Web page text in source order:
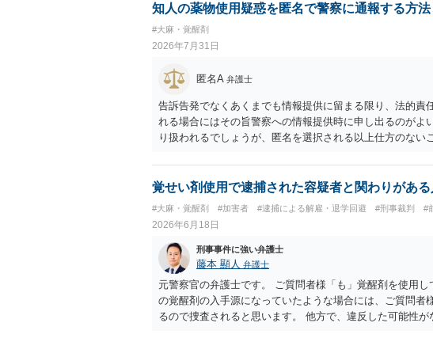
知人の薬物使用疑惑を匿名で警察に通報する方法
#大麻・覚醒剤
2026年7月31日
匿名A 弁護士
告訴告発でなくあくまでも情報提供に留まる限り、法的責
れる場合にはその旨警察への情報提供時に申し出るのがよ
り扱われるでしょうが、匿名を選択される以上仕方のない
覚せい剤使用で逮捕された容疑者と関わりがあ
#大麻・覚醒剤 #加害者 #逮捕による解雇・退学回避 #刑事裁判 #
2026年6月18日
刑事事件に強い弁護士
藤本 顯人 弁護士
元警察官の弁護士です。 ご質問者様「も」覚醒剤を使用
の覚醒剤の入手源になっていたような場合には、ご質問者
るので捜査されると思います。 他方で、違反した可能性